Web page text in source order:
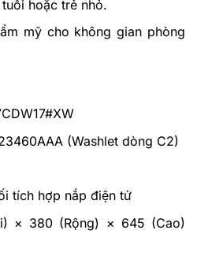
hoặc trẻ nhỏ.
mỹ cho không gian phòng
(Washlet dòng C2)
tích hợp nắp điện tử
× 380 (Rộng) × 645 (Cao)